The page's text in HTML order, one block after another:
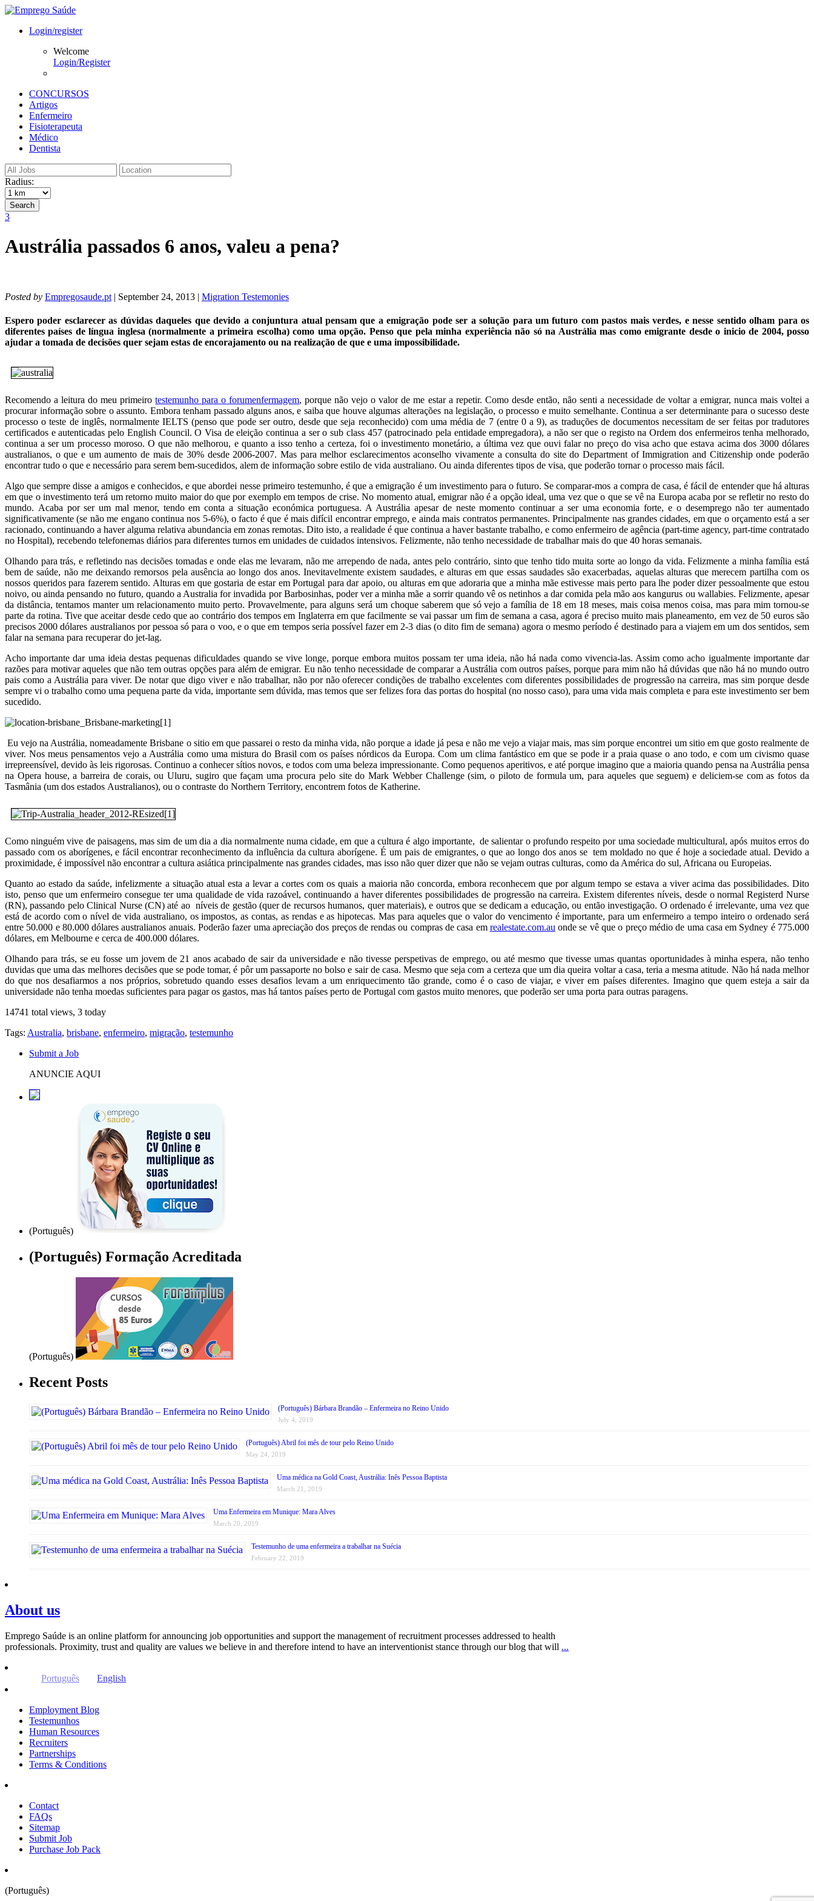
Login/register
Welcome
Login/Register
CONCURSOS
Artigos
Enfermeiro
Fisioterapeuta
Médico
Dentista
Radius:
Search
3
Austrália passados 6 anos, valeu a pena?
Posted by Empregosaude.pt | September 24, 2013 | Migration Testemonies
Espero poder esclarecer as dúvidas daqueles que devido a conjuntura atual pensam que a emigração pode ser a solução para um futuro com pastos mais verdes, e nesse sentido olham para os
diferentes países de língua inglesa (normalmente a primeira escolha) como uma opção. Penso que pela minha experiência não só na Austrália mas como emigrante desde o inicio de 2004, posso
ajudar a tomada de decisões quer sejam estas de encorajamento ou na realização de que e uma impossibilidade.
Recomendo a leitura do meu primeirotestemunho para o forumenfermagem, porque não vejo o valor de me estar a repetir. Como desde então, não senti a necessidade de voltar a emigrar, nunca mais voltei a
procurar informação sobre o assunto. Embora tenham passado alguns anos, e saiba que houve algumas alterações na legislação, o processo e muito semelhante. Continua a ser determinante para o sucesso deste
processo o teste de inglês, normalmente IELTS (penso que pode ser outro, desde que seja reconhecido) com uma média de 7 (entre 0 a 9), as traduções de documentos necessitam de ser feitas por tradutores
certificados e autenticadas pelo English Council. O Visa de eleição continua a ser o sub class 457 (patrocinado pela entidade empregadora), a não ser que o registo na Ordem dos enfermeiros tenha melhorado,
continua a ser um processo moroso. O que não melhorou, e quanto a isso tenho a certeza, foi o investimento monetário, a última vez que ouvi falar no preço do visa acho que estava acima dos 3000 dólares
australianos, o que e um aumento de mais de 30% desde 2006-2007. Mas para melhor esclarecimentos aconselho vivamente a consulta do site do Department of Immigration and Citizenship onde poderão
encontrar tudo o que e necessário para serem bem-sucedidos, alem de informação sobre estilo de vida australiano. Ou ainda diferentes tipos de visa, que poderão tornar o processo mais fácil.
Algo que sempre disse a amigos e conhecidos, e que abordei nesse primeiro testemunho, é que a emigração é um investimento para o futuro. Se comparar-mos a compra de casa, é fácil de entender que há alturas
em que o investimento terá um retorno muito maior do que por exemplo em tempos de crise. No momento atual, emigrar não é a opção ideal, uma vez que o que se vê na Europa acaba por se refletir no resto do
mundo. Acaba por ser um mal menor, tendo em conta a situação económica portuguesa. A Austrália apesar de neste momento continuar a ser uma economia forte, e o desemprego não ter aumentado
significativamente (se não me engano continua nos 5-6%), o facto é que é mais difícil encontrar emprego, e ainda mais contratos permanentes. Principalmente nas grandes cidades, em que o orçamento está a ser
racionado, continuando a haver alguma relativa abundancia em zonas remotas. Dito isto, a realidade é que continua a haver bastante trabalho, e como enfermeiro de agência (part-time agency, part-time contratado
no Hospital), recebendo telefonemas diários para diferentes turnos em unidades de cuidados intensivos. Felizmente, não tenho necessidade de trabalhar mais do que 40 horas semanais.
Olhando para trás, e refletindo nas decisões tomadas e onde elas me levaram, não me arrependo de nada, antes pelo contrário, sinto que tenho tido muita sorte ao longo da vida. Felizmente a minha família está
bem de saúde, não me deixando remorsos pela ausência ao longo dos anos. Inevitavelmente existem saudades, e alturas em que essas saudades são exacerbadas, aquelas alturas que merecem partilha com os
nossos queridos para fazerem sentido. Alturas em que gostaria de estar em Portugal para dar apoio, ou alturas em que adoraria que a minha mãe estivesse mais perto para lhe poder dizer pessoalmente que estou
noivo, ou ainda pensando no futuro, quando a Australia for invadida por Barbosinhas, poder ver a minha mãe a sorrir quando vê os netinhos a dar comida pela mão aos kangurus ou wallabies. Felizmente, apesar
da distância, tentamos manter um relacionamento muito perto. Provavelmente, para alguns será um choque saberem que só vejo a família de 18 em 18 meses, mais coisa menos coisa, mas para mim tornou-se
parte da rotina. Tive que aceitar desde cedo que ao contrário dos tempos em Inglaterra em que facilmente se vai passar um fim de semana a casa, agora é preciso muito mais planeamento, em vez de 50 euros são
precisos 2000 dólares australianos por pessoa só para o voo, e o que em tempos seria possível fazer em 2-3 dias (o dito fim de semana) agora o mesmo período é destinado para a viajem em um dos sentidos, sem
falar na semana para recuperar do jet-lag.
Acho importante dar uma ideia destas pequenas dificuldades quando se vive longe, porque embora muitos possam ter uma ideia, não há nada como vivencia-las. Assim como acho igualmente importante dar
razões para motivar aqueles que não tem outras opções para além de emigrar. Eu não tenho necessidade de comparar a Austrália com outros países, porque para mim não há dúvidas que não há no mundo outro
pais como a Austrália para viver. De notar que digo viver e não trabalhar, não por não oferecer condições de trabalho excelentes com diferentes possibilidades de progressão na carreira, mas sim porque desde
sempre vi o trabalho como uma pequena parte da vida, importante sem dúvida, mas temos que ser felizes fora das portas do hospital (no nosso caso), para uma vida mais completa e para este investimento ser bem
sucedido.
Eu vejo na Austrália, nomeadamente Brisbane o sitio em que passarei o resto da minha vida, não porque a idade já pesa e não me vejo a viajar mais, mas sim porque encontrei um sitio em que gosto realmente de
viver. Nos meus pensamentos vejo a Austrália como uma mistura do Brasil com os países nórdicos da Europa. Com um clima fantástico em que se pode ir a praia quase o ano todo, e com um civismo quase
irrepreensível, devido às leis rigorosas. Continuo a conhecer sítios novos, e todos com uma beleza impressionante. Como pequenos aperitivos, e até porque imagino que a maioria quando pensa na Austrália pensa
na Opera house, a barreira de corais, ou Uluru, sugiro que façam uma procura pelo site do Mark Webber Challenge (sim, o piloto de formula um, para aqueles que seguem) e deliciem-se com as fotos da
Tasmânia (um dos estados Australianos), ou o contraste do Northern Territory, encontrem fotos de Katherine.
Como ninguém vive de paisagens, mas sim de um dia a dia normalmente numa cidade, em que a cultura é algo importante, de salientar o profundo respeito por uma sociedade multicultural, após muitos erros do
passado com os aborígenes, e fácil encontrar reconhecimento da influência da cultura aborígene. É um pais de emigrantes, o que ao longo dos anos se tem moldado no que é hoje a sociedade atual. Devido a
proximidade, é impossível não encontrar a cultura asiática principalmente nas grandes cidades, mas isso não quer dizer que não se vejam outras culturas, como da América do sul, Africana ou Europeias.
Quanto ao estado da saúde, infelizmente a situação atual esta a levar a cortes com os quais a maioria não concorda, embora reconhecem que por algum tempo se estava a viver acima das possibilidades. Dito
isto, penso que um enfermeiro consegue ter uma qualidade de vida razoável, continuando a haver diferentes possibilidades de progressão na carreira. Existem diferentes níveis, desde o normal Registerd Nurse
(RN), passando pelo Clinical Nurse (CN) até ao níveis de gestão (quer de recursos humanos, quer materiais), e outros que se dedicam a educação, ou então investigação. O ordenado é irrelevante, uma vez que
está de acordo com o nível de vida australiano, os impostos, as contas, as rendas e as hipotecas. Mas para aqueles que o valor do vencimento é importante, para um enfermeiro a tempo inteiro o ordenado será
entre 50.000 e 80.000 dólares australianos anuais. Poderão fazer uma apreciação dos preços de rendas ou compras de casa em realestate.com.auonde se vê que o preço médio de uma casa em Sydney é 775.000
dólares, em Melbourne e cerca de 400.000 dólares.
Olhando para trás, se eu fosse um jovem de 21 anos acabado de sair da universidade e não tivesse perspetivas de emprego, ou até mesmo que tivesse umas quantas oportunidades à minha espera, não tenho
duvidas que uma das melhores decisões que se pode tomar, é pôr um passaporte no bolso e sair de casa. Mesmo que seja com a certeza que um dia queira voltar a casa, teria a mesma atitude. Não há nada melhor
do que nos desafiarmos a nos próprios, sobretudo quando esses desafios levam a um enriquecimento tão grande, como é o caso de viajar, e viver em países diferentes. Imagino que quem esteja a sair da
universidade não tenha moedas suficientes para pagar os gastos, mas há tantos países perto de Portugal com gastos muito menores, que poderão ser uma porta para outras paragens.
14741 total views, 3 today
Tags: Australia, brisbane, enfermeiro, migração, testemunho
Submit a Job
ANUNCIE AQUI
(Português)
(Português) Formação Acreditada
(Português)
Recent Posts
(Português) Bárbara Brandão – Enfermeira no Reino Unido
July 4, 2019
(Português) Abril foi mês de tour pelo Reino Unido
May 24, 2019
Uma médica na Gold Coast, Austrália: Inês Pessoa Baptista
March 21, 2019
Uma Enfermeira em Munique: Mara Alves
March 20, 2019
Testemunho de uma enfermeira a trabalhar na Suécia
February 22, 2019
About us
Emprego Saúde is an online platform for announcing job opportunities and support the management of recruitment processes addressed to health
professionals. Proximity, trust and quality are values ​​we believe in and therefore intend to have an interventionist stance through our blog that will ...
Português English
Employment Blog
Testemunhos
Human Resources
Recruiters
Partnerships
Terms & Conditions
Contact
FAQs
Sitemap
Submit Job
Purchase Job Pack
(Português)